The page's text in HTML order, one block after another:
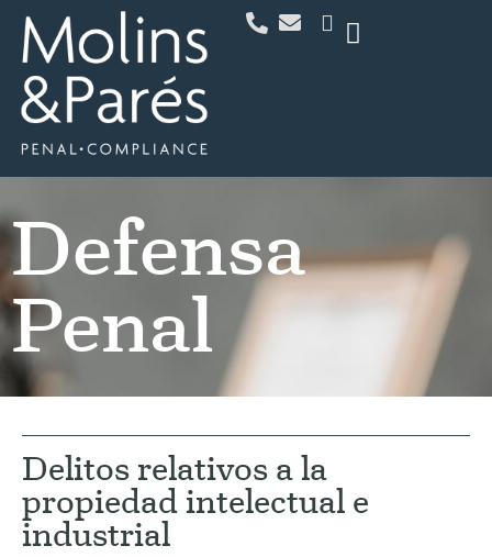
Defensa
Penal
Delitos relativos a la
propiedad intelectual e
industrial